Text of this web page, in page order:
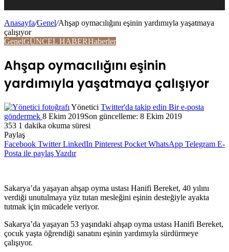
Anasayfa/Genel/Ahşap oymacılığını eşinin yardımıyla yaşatmaya
çalışıyor
GenelGÜNCEL HABERHaberler
Ahşap oymacılığını eşinin
yardımıyla yaşatmaya çalışıyor
Yönetici Twitter'da takip edin Bir e-posta
göndermek 8 Ekim 2019Son güncelleme: 8 Ekim 2019
353 1 dakika okuma süresi
Paylaş
Facebook Twitter LinkedIn Pinterest Pocket WhatsApp Telegram E-
Posta ile paylaşYazdır
Sakarya’da yaşayan ahşap oyma ustası Hanifi Bereket, 40 yılını
verdiği unutulmaya yüz tutan mesleğini eşinin desteğiyle ayakta
tutmak için mücadele veriyor.
Sakarya’da yaşayan 53 yaşındaki ahşap oyma ustası Hanifi Bereket,
çocuk yaşta öğrendiği sanatını eşinin yardımıyla sürdürmeye
çalışıyor.